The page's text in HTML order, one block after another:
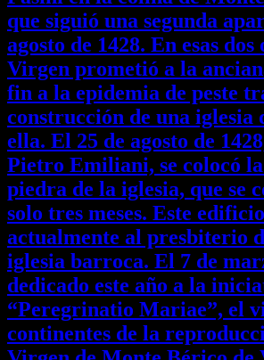
que siguió una segunda
agosto de 1428. En esas dos
Virgen prometió a la
fin a la epidemia de peste
construcción de una iglesia
ella. El 25 de agosto de
Pietro Emiliani, se colocó
piedra de la iglesia, que se
solo tres meses. Este
actualmente al presbiterio
iglesia barroca. El 7 de
dedicado este año a la
“Peregrinatio Mariae”, el
continentes de la